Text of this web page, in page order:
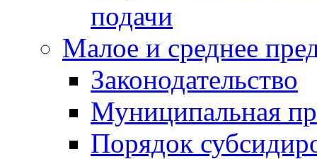
подачи
Малое и среднее
Законодательство
Муниципальная
Порядок